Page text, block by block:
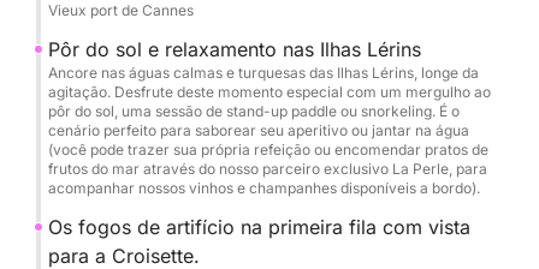
a Croisette para o espetáculo deslumbrante.
📅 Datas: Julho e Agosto (Somente com reserva -
Noites de fogos de artifício)
⏰ Horário: 19h30 – 23h (3,5 horas)
⚓ Seu Itinerário Exclusivo:
19h30: Saída do Porto Velho de Cannes.
Vieux port de Cannes
Pôr do sol e relaxamento nas Ilhas Lérins
Ancore nas águas calmas e turquesas das Ilhas Lérins, longe da
agitação. Desfrute deste momento especial com um mergulho ao
pôr do sol, uma sessão de stand-up paddle ou snorkeling. É o
cenário perfeito para saborear seu aperitivo ou jantar na água
(você pode trazer sua própria refeição ou encomendar pratos de
frutos do mar através do nosso parceiro exclusivo La Perle, para
acompanhar nossos vinhos e champanhes disponíveis a bordo).
Os fogos de artifício na primeira fila com vista
para a Croisette.